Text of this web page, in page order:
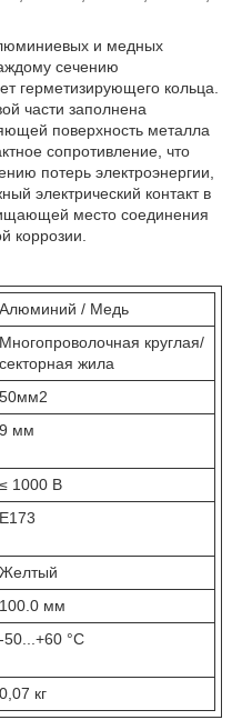
и медных
сечению
герметизирующего кольца.
части заполнена
поверхность металла
сопротивление, что
потерь электроэнергии,
электрический контакт в
место соединения
коррозии.
Алюминий / Медь
Многопроволочная круглая/
секторная жила
50мм2
9 мм
≤ 1000 В
Е173
Желтый
100.0 мм
-50...+60 °C
0,07 кг